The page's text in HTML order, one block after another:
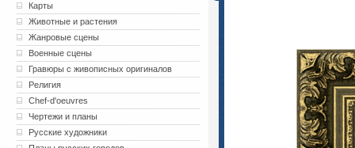
Карты
Животные и растения
Жанровые сцены
Военные сцены
Гравюры с живописных оригиналов
Религия
Chef-d'oeuvres
Чертежи и планы
Русские художники